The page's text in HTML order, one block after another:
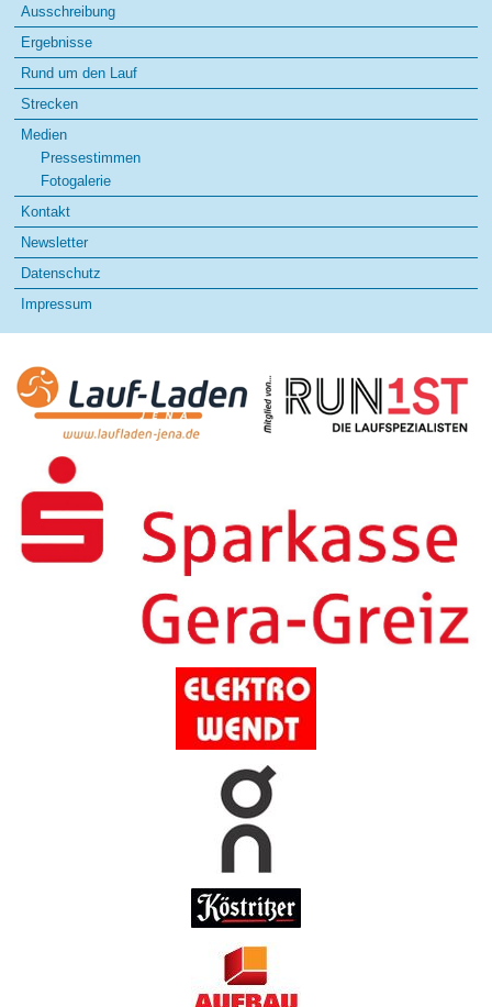
Ausschreibung
Ergebnisse
Rund um den Lauf
Strecken
Medien
Pressestimmen
Fotogalerie
Kontakt
Newsletter
Datenschutz
Impressum